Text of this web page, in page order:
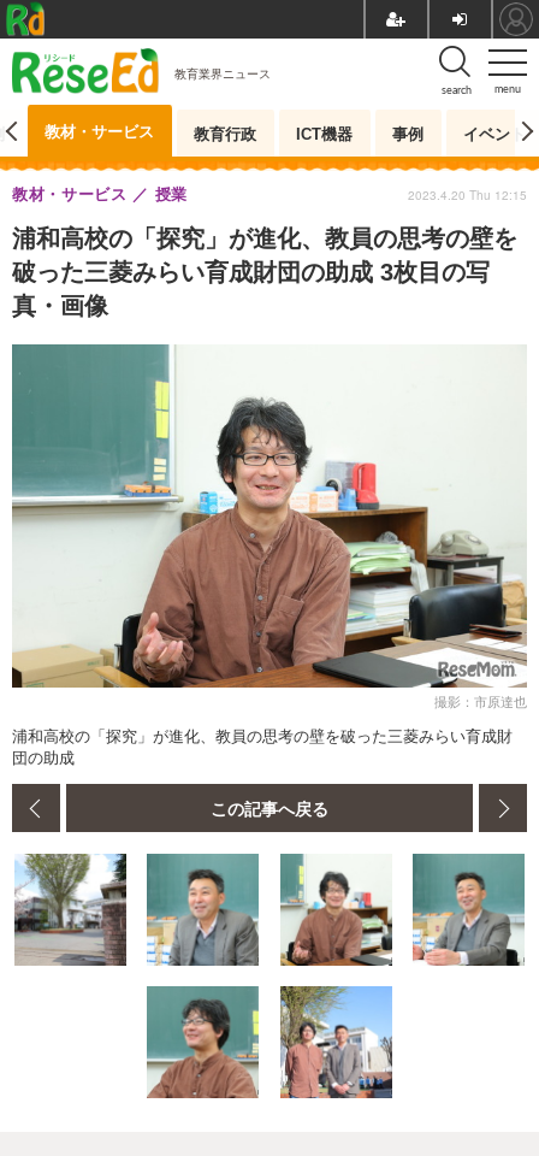
menu
search
教育業界ニュース
教材・サービス 教育行政 ICT機器 事例 イベント
浦和高校の「探究」が進化、教員の思考の壁を
破った三菱みらい育成財団の助成 3枚目の写
真・画像
教材・サービス 授業 2023.4.20 Thu 12:15
撮影：市原達也
浦和高校の「探究」が進化、教員の思考の壁を破った三菱みらい育成財
団の助成
この記事へ戻る